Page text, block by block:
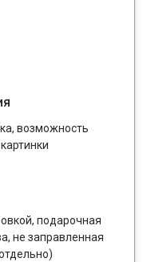
возможность
подарочная
не заправленная